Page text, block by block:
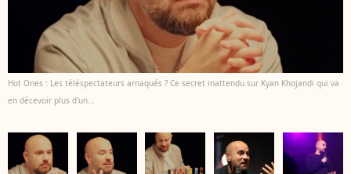
Hot Ones : Les téléspectateurs arnaqués ? Ce secret inattendu sur Kyan Khojandi qui va
en décevoir plus d'un...